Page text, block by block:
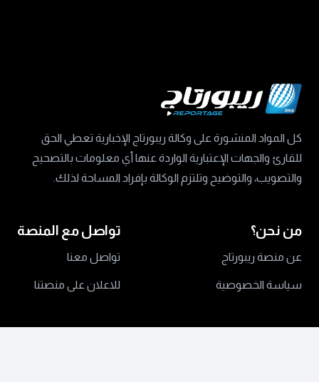
كل المواد المنشورة على وكالة ريبورتاج الإخبارية تعطي الحق
للقارئ والجهات الإعتبارية الواردة عنها أي معلومات بالتصحيح
والتصويب، والتوضيح وتلتزم الوكالة بإفراد المساحة لذلك.
من نحن؟
عن منصة ريبورتاج
سياسة الخصوصية
تواصل مع المنصة
تواصل معنا
للاعلان على منصتنا